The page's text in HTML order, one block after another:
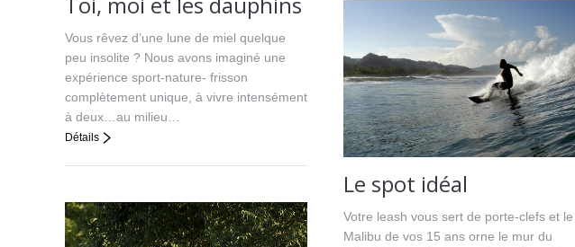
Vous rêvez d’une lune de miel quelque
peu insolite ? Nous avons imaginé une
expérience sport-nature- frisson
complètement unique, à vivre intensément
à deux…au milieu…
Détails
Le spot idéal
Votre leash vous sert de porte-clefs et le
Malibu de vos 15 ans orne le mur du